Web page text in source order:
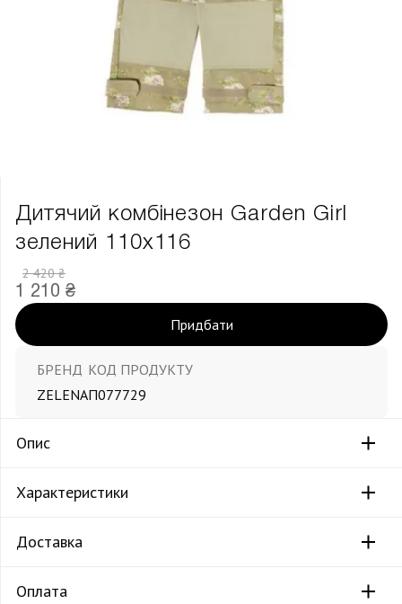
Дитячий комбінезон Garden Girl
зелений 110х116
2 420 ₴
1 210 ₴
Придбати
БРЕНД
ZELENA
КОД ПРОДУКТУ
П077729
Опис
Характеристики
Доставка
Оплата